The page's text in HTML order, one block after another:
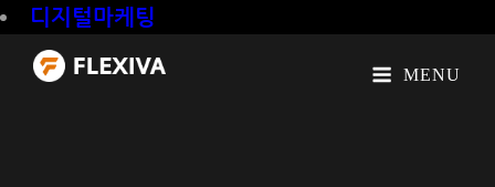
디지털마케팅
MENU